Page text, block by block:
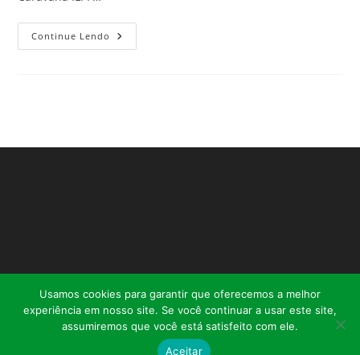
Continue Lendo
Usamos cookies para garantir que oferecemos a melhor
experiência em nosso site. Se você continuar a usar este site,
assumiremos que você está satisfeito com ele.
Aceitar